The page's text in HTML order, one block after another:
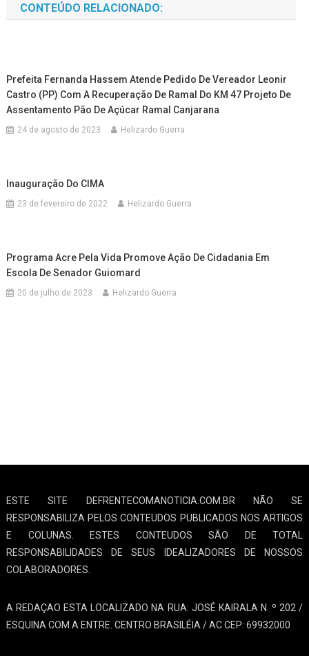
CONTEÚDO RELACIONADO:
Prefeita Fernanda Hassem Atende Pedido De Vereador Leonir
Castro (PP) Com A Recuperação De Ramal Do KM 47 Projeto De
Assentamento Pão De Açúcar Ramal Canjarana
24 de agosto de 2023 Helizardo Guerra
Inauguração Do CIMA
23 de fevereiro de 2022 Helizardo Guerra
Programa Acre Pela Vida Promove Ação De Cidadania Em
Escola De Senador Guiomard
20 de julho de 2023 Helizardo Guerra
ESTE SITE DEFRENTECOMANOTICIA.COM.BR NÃO SE
RESPONSABILIZA PELOS CONTEUDOS PUBLICADOS NOS ARTIGOS
E COLUNAS. ESTES CONTEUDOS SÃO DE TOTAL
RESPONSABILIDADES DE SEUS IDEALIZADORES DE NOSSOS
COLABORADORES.
A REDAÇAO ESTA LOCALIZADO NA RUA: JOSÉ KAIRALA N. º 202 /
ESQUINA COM A ENTRE. CENTRO BRASILÉIA / AC CEP: 69932000